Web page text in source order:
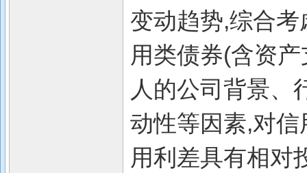
变动趋势,综合
用类债券(含资
人的公司背景、
动性等因素,对
用利差具有相对